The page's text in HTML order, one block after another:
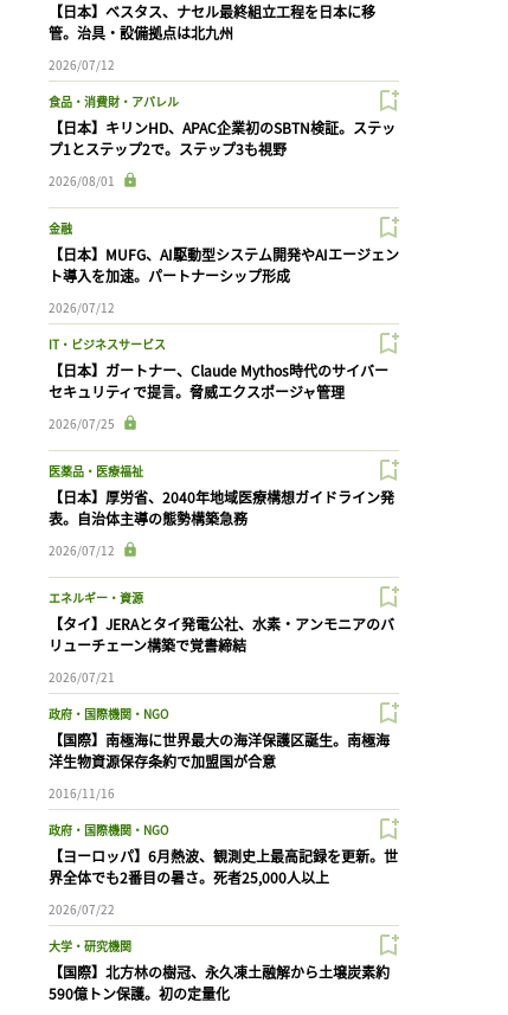
【日本】ベスタス、ナセル最終組立工程を日本に移
管。治具・設備拠点は北九州
2026/07/12
食品・消費財・アパレル
【日本】キリンHD、APAC企業初のSBTN検証。ステッ
プ1とステップ2で。ステップ3も視野
2026/08/01
金融
【日本】MUFG、AI駆動型システム開発やAIエージェン
ト導入を加速。パートナーシップ形成
2026/07/12
IT・ビジネスサービス
【日本】ガートナー、Claude Mythos時代のサイバー
セキュリティで提言。脅威エクスポージャ管理
2026/07/25
医薬品・医療福祉
【日本】厚労省、2040年地域医療構想ガイドライン発
表。自治体主導の態勢構築急務
2026/07/12
エネルギー・資源
【タイ】JERAとタイ発電公社、水素・アンモニアのバ
リューチェーン構築で覚書締結
2026/07/21
政府・国際機関・NGO
【国際】南極海に世界最大の海洋保護区誕生。南極海
洋生物資源保存条約で加盟国が合意
2016/11/16
政府・国際機関・NGO
【ヨーロッパ】6月熱波、観測史上最高記録を更新。世
界全体でも2番目の暑さ。死者25,000人以上
2026/07/22
大学・研究機関
【国際】北方林の樹冠、永久凍土融解から土壌炭素約
590億トン保護。初の定量化